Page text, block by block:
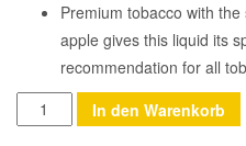
Premium tobacco with
apple gives this liquid its
recommendation for all
Anzahl
In den Warenkorb